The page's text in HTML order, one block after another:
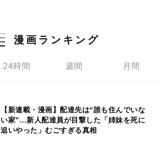
漫画ランキング
24時間 週間 月間
【新連載・漫画】配達先は“誰も住んでいな
い家”…新人配達員が目撃した「姉妹を死に
追いやった」むごすぎる真相